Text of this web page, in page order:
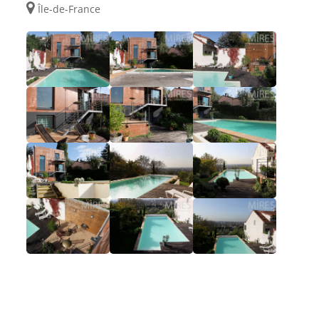
Île-de-France